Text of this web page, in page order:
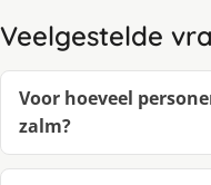
Veelgestelde
Voor hoeveel
zalm?